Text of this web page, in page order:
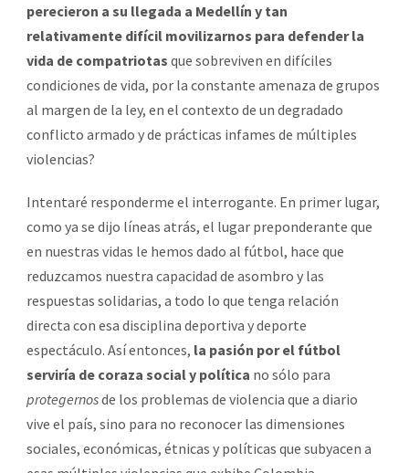
perecieron a su llegada a Medellín y tan
relativamente difícil movilizarnos para defender la
vida de compatriotas que sobreviven en difíciles
condiciones de vida, por la constante amenaza de grupos
al margen de la ley, en el contexto de un degradado
conflicto armado y de prácticas infames de múltiples
violencias?
Intentaré responderme el interrogante. En primer lugar,
como ya se dijo líneas atrás, el lugar preponderante que
en nuestras vidas le hemos dado al fútbol, hace que
reduzcamos nuestra capacidad de asombro y las
respuestas solidarias, a todo lo que tenga relación
directa con esa disciplina deportiva y deporte
espectáculo. Así entonces, la pasión por el fútbol
serviría de coraza social y política no sólo para
protegernosde los problemas de violencia que a diario
vive el país, sino para no reconocer las dimensiones
sociales, económicas, étnicas y políticas que subyacen a